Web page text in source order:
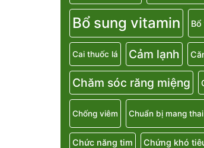
Bổ sung vitamin
Cai thuốc lá Cảm lạnh
Chăm sóc răng miệng
Chống viêm Chuẩn bị mang thai
Chức năng tim Chứng khó